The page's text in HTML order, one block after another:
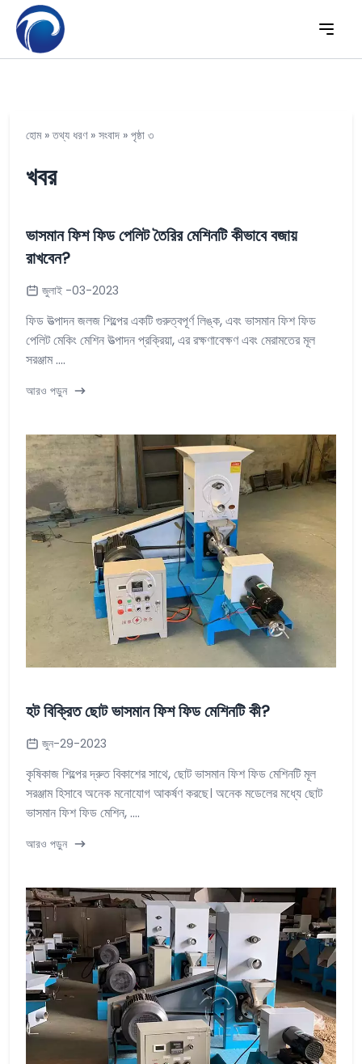
হোম»তথ্য ধরণ» সংবাদ » পৃষ্ঠা ৩
খবর
ভাসমান ফিশ ফিড পেলিট তৈরির মেশিনটি কীভাবে বজায়
রাখবেন?
জুলাই -03-2023
ফিড উত্পাদন জলজ শিল্পের একটি গুরুত্বপূর্ণ লিঙ্ক, এবং ভাসমান ফিশ ফিড
পেলিট মেকিং মেশিন উত্পাদন প্রক্রিয়া, এর রক্ষণাবেক্ষণ এবং মেরামতের মূল
সরঞ্জাম ....
আরও পড়ুন
হট বিক্রিত ছোট ভাসমান ফিশ ফিড মেশিনটি কী?
জুন-29-2023
কৃষিকাজ শিল্পের দ্রুত বিকাশের সাথে, ছোট ভাসমান ফিশ ফিড মেশিনটি মূল
সরঞ্জাম হিসাবে অনেক মনোযোগ আকর্ষণ করছে। অনেক মডেলের মধ্যে ছোট
ভাসমান ফিশ ফিড মেশিন, ....
আরও পড়ুন